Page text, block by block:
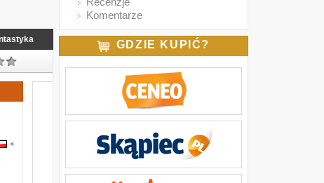
Komentarze
GDZIE KUPIĆ?